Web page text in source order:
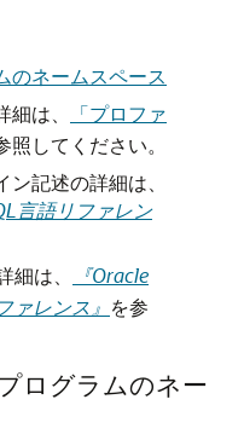
のネームスペース
は、
「プロファ
照してください。
記述の詳細は、
言語リファレン
細は、
『Oracle
ァレンス』 を参
ログラムのネー